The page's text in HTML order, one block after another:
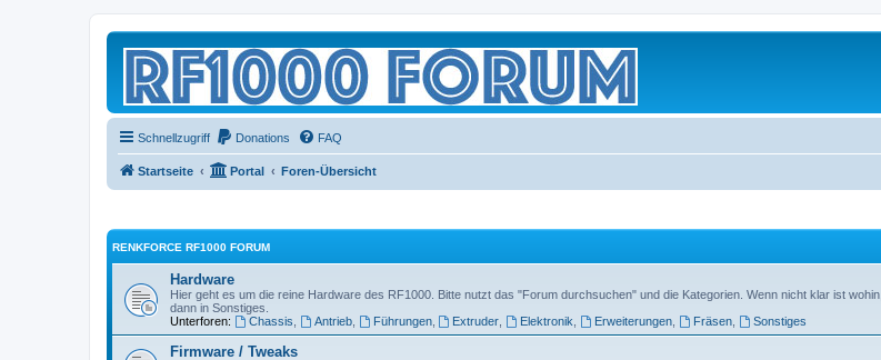
Schnellzugriff Donations FAQ
Startseite Portal Foren-Übersicht
RENKFORCE RF1000 FORUM
Hardware
Hier geht es um die reine Hardware des RF1000. Bitte nutzt das "Forum durchsuchen" und die Kategorien. Wenn nicht klar ist wohin,
dann in Sonstiges.
Unterforen:
Chassis Antrieb, Führungen, Extruder Elektronik Erweiterungen Fräsen, Sonstiges
Firmware / Tweaks